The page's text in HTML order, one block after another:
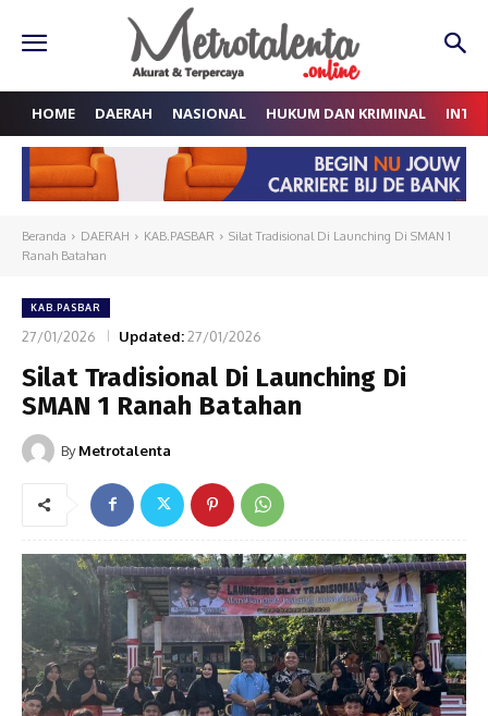
HOME DAERAH NASIONAL HUKUM DAN KRIMINAL
Beranda DAERAH KAB.PASBAR
Silat Tradisional Di Launching Di SMAN 1
Ranah Batahan
KAB.PASBAR
27/01/2026 Updated:27/01/2026
Silat Tradisional Di Launching Di
SMAN 1 Ranah Batahan
By Metrotalenta